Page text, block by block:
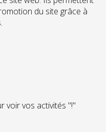
du site grâce à
voir vos activités "!"